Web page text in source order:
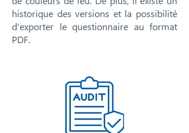
historique des versions et la possibilité
d'exporter le questionnaire au format
PDF.